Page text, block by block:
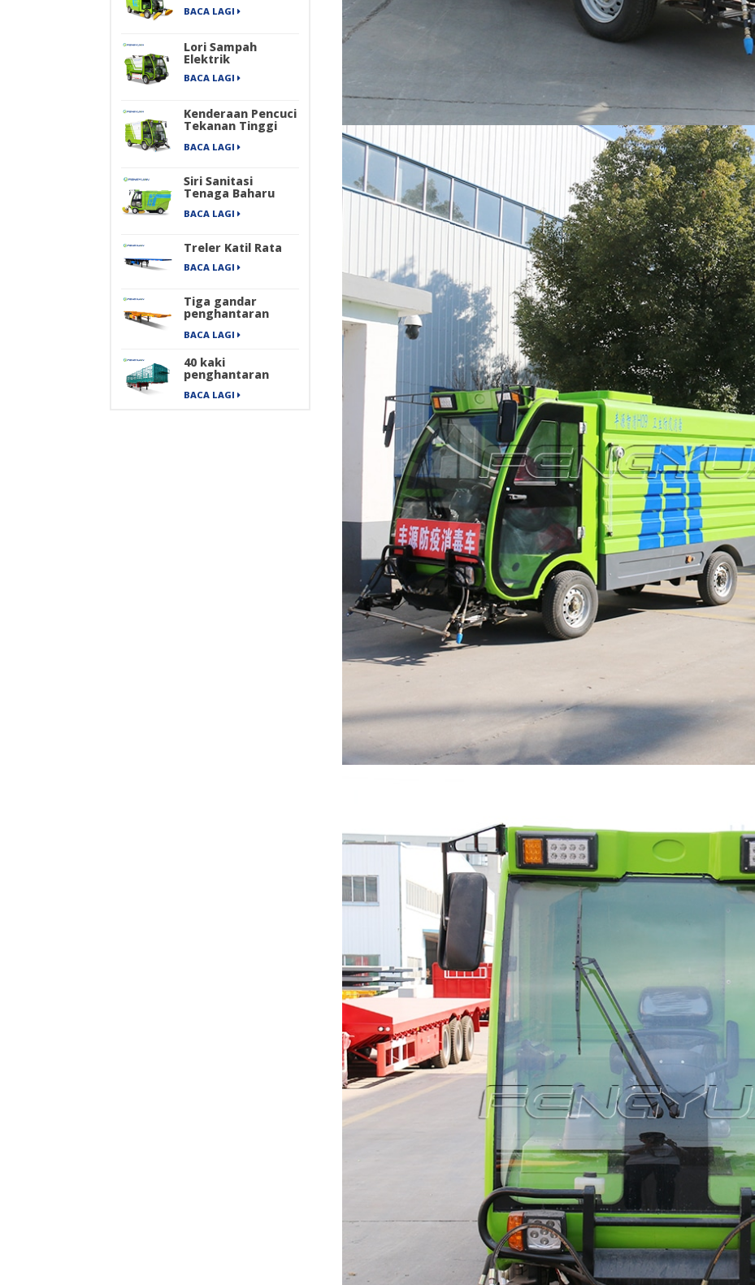
BACA LAGI
Lori Sampah
Elektrik
BACA LAGI
Kenderaan Pencuci
Tekanan Tinggi
BACA LAGI
Siri Sanitasi
Tenaga Baharu
Empat Roda
Penyapu Jalan
Tulen
BACA LAGI
Treler Katil Rata
BACA LAGI
Tiga gandar
penghantaran
mengangkut
rangka
BACA LAGI
40 kaki
penghantaran
barang berat
pengangkutan
BACA LAGI